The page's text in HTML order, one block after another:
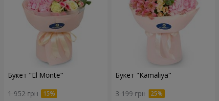
Букет "El Monte"
1 952 грн
Букет "Kamaliya"
3 199 грн